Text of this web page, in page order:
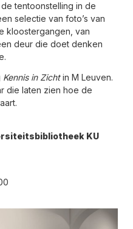
tentoonstelling in de
selectie van foto’s van
kloostergangen, van
deur die doet denken
Kennis in Zichtin M Leuven.
die laten zien hoe de
KU